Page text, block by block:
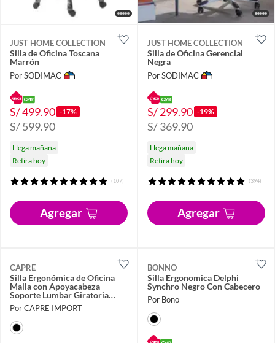
JUST HOME COLLECTION
Silla de Oficina Toscana
Marrón
Por SODIMAC
S/ 499.90 -17%
S/ 599.90
Llega mañana
Retira hoy
(107)
Agregar
JUST HOME COLLECTION
Silla de Oficina Gerencial
Negra
Por SODIMAC
S/ 299.90 -19%
S/ 369.90
Llega mañana
Retira hoy
(394)
Agregar
CAPRE
Silla Ergonómica de Oficina
Malla con Apoyacabeza
Soporte Lumbar Giratoria
Ajustable
Por CAPRE IMPORT
BONNO
Silla Ergonomica Delphi
Synchro Negro Con Cabecero
Por Bono